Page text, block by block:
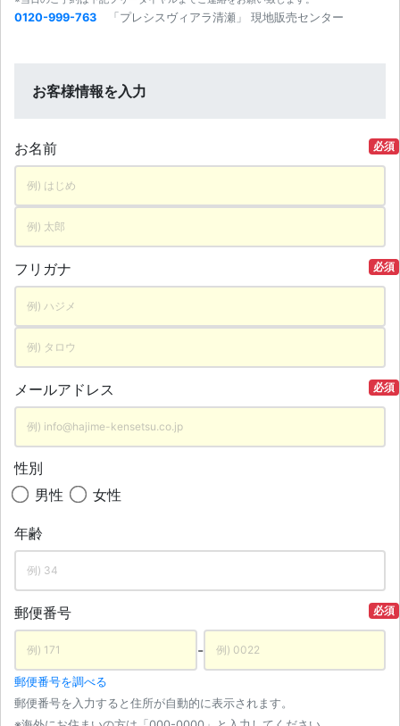
0120-999-763 「プレシスヴィアラ清瀬」 現地販売センター
お客様情報を入力
お名前 必須
フリガナ 必須
メールアドレス 必須
性別
男性
女性
年齢
郵便番号 必須
-
郵便番号を調べる
郵便番号を入力すると住所が自動的に表示されます。